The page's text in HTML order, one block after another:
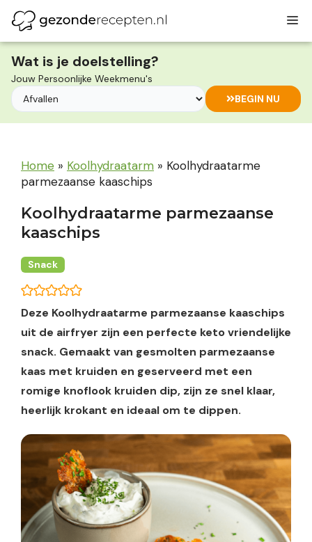
naar
de
inhoud
Wat is je doelstelling?
Jouw Persoonlijke Weekmenu's
BEGIN NU
Home » Koolhydraatarm » Koolhydraatarme
parmezaanse kaaschips
Koolhydraatarme parmezaanse
kaaschips
Snack
Deze Koolhydraatarme parmezaanse kaaschips
uit de airfryer zijn een perfecte keto vriendelijke
snack. Gemaakt van gesmolten parmezaanse
kaas met kruiden en geserveerd met een
romige knoflook kruiden dip, zijn ze snel klaar,
heerlijk krokant en ideaal om te dippen.